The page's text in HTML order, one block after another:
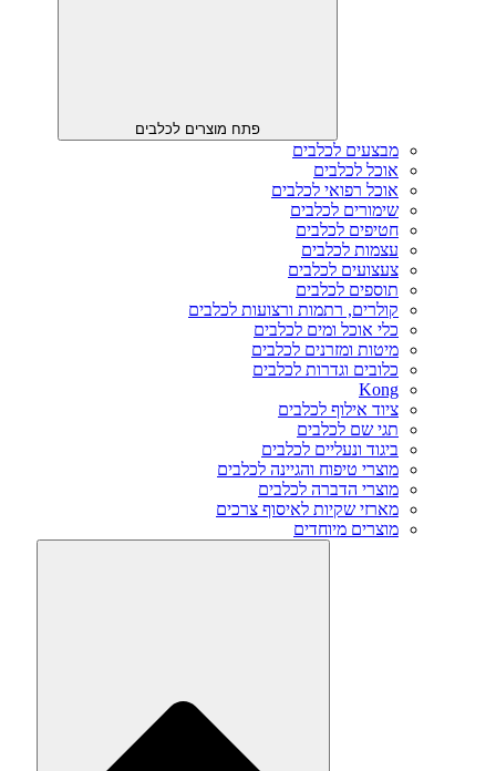
פתח מוצרים לכלבים
מבצעים לכלבים
אוכל לכלבים
אוכל רפואי לכלבים
שימורים לכלבים
חטיפים לכלבים
עצמות לכלבים
צעצועים לכלבים
תוספים לכלבים
קולרים, רתמות ורצועות לכלבים
כלי אוכל ומים לכלבים
מיטות ומזרנים לכלבים
כלובים וגדרות לכלבים
Kong
ציוד אילוף לכלבים
תגי שם לכלבים
ביגוד ונעליים לכלבים
מוצרי טיפוח והגיינה לכלבים
מוצרי הדברה לכלבים
מארזי שקיות לאיסוף צרכים
מוצרים מיוחדים